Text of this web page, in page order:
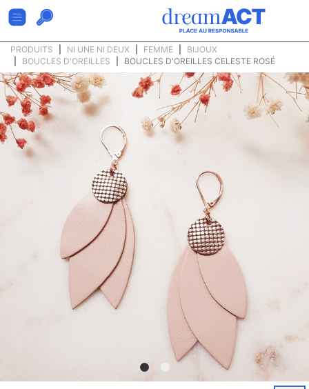
PRODUITS NI UNE NI DEUX FEMME
BIJOUX
BOUCLES D'OREILLES
BOUCLES D'OREILLES CELESTE ROSÉ